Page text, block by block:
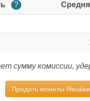
?
сумму комиссии,
Продать монеты Ямайки